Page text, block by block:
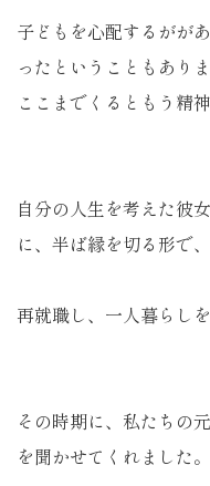
子どもを心配するがが
ったということもありま
ここまでくるともう精
自分の人生を考えた彼
に、半ば縁を切る形で、
再就職し、一人暮らし
その時期に、私たちの
を聞かせてくれました。